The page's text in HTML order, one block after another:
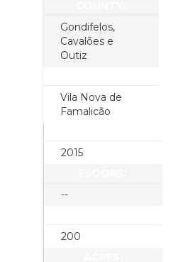
Gondifelos,
Cavalões e
Outiz
Vila Nova de
Famalicão
2015
--
200